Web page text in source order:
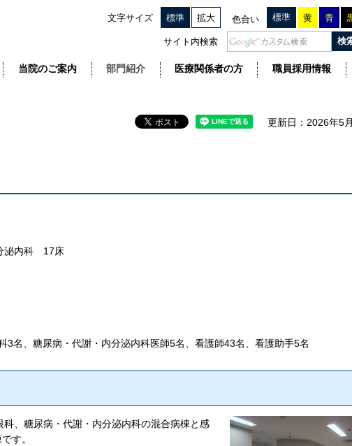
文字サイズ 標準 拡大 色合い 標準 黄 青
サイト内検索
当院のご案内 部門紹介 医療関係者の方 職員採用情報
更新日：2026年5
泌内科 17床
3名、糖尿病・代謝・内分泌内科医師5名、看護師43名、看護助手5名
、糖尿病・代謝・内分泌内科の混合病棟と感
す。